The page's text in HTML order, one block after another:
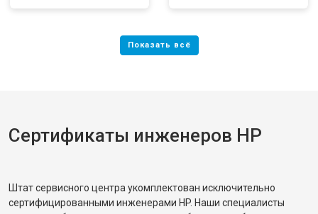
Сертификаты инженеров HP
Штат сервисного центра укомплектован исключительно
сертифицированными инженерами HP. Наши специалисты